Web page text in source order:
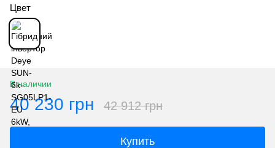
Цвет
В наличии
40 230 грн 42 912 грн
Купить